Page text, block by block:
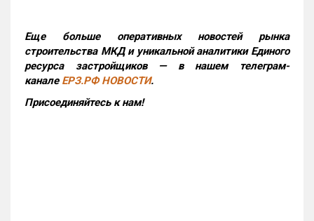
Еще больше оперативных новостей рынка
строительства МКД и уникальной аналитики Единого
ресурса застройщиков — в нашем телеграм-
канале ЕРЗ.РФ НОВОСТИ.
Присоединяйтесь к нам!